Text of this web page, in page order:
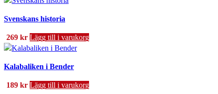
Svenskans historia
269 kr Lägg till i varukorg
Kalabaliken i Bender
189 kr Lägg till i varukorg